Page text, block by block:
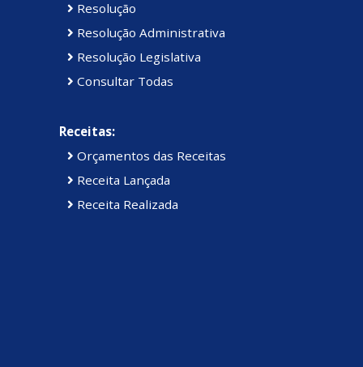
Resolução
Resolução Administrativa
Resolução Legislativa
Consultar Todas
Receitas:
Orçamentos das Receitas
Receita Lançada
Receita Realizada